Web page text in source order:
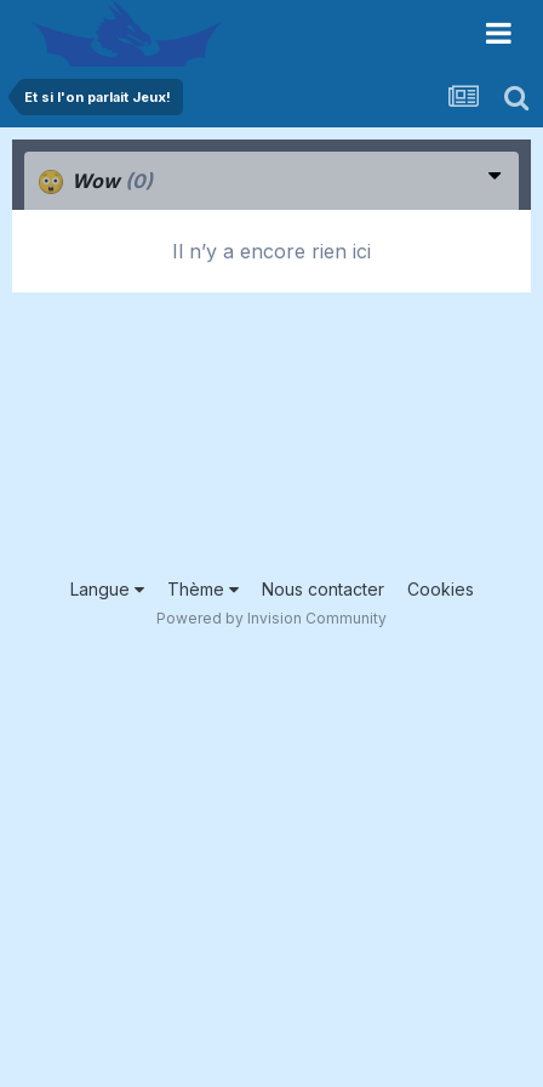
Et si l'on parlait Jeux!
Wow (0)
Il n’y a encore rien ici
Langue Thème Nous contacter Cookies
Powered by Invision Community